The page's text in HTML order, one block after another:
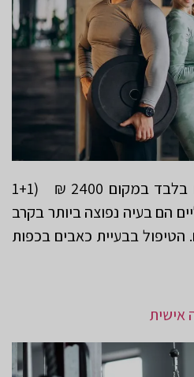
מדרסים מאוחדת 750 ₪ בלבד במקום 2400 ₪ (1+1
הם בעיה נפוצה ביותר בקרב
הטיפול בבעיית כאבים בכפות
אישית